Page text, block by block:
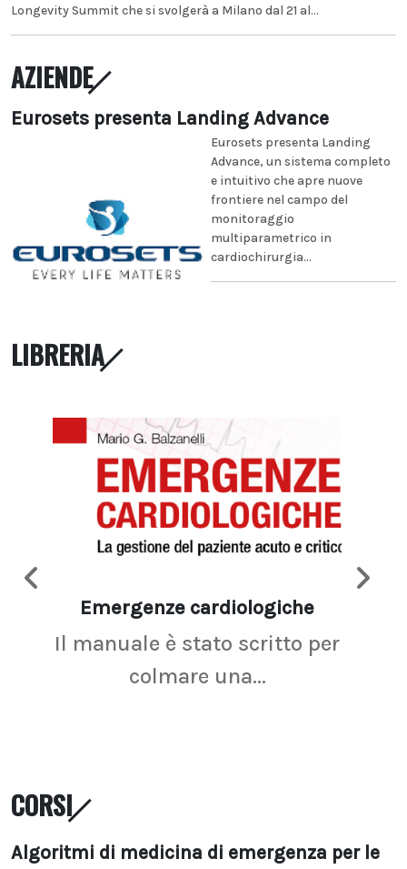
Longevity Summit che si svolgerà a Milano dal 21 al...
AZIENDE
Eurosets presenta Landing Advance
Eurosets presenta Landing
Advance, un sistema completo
e intuitivo che apre nuove
frontiere nel campo del
monitoraggio
multiparametrico in
cardiochirurgia...
LIBRERIA
Emergenze cardiologiche
Il manuale è stato scritto per
colmare una...
CORSI
Algoritmi di medicina di emergenza per le